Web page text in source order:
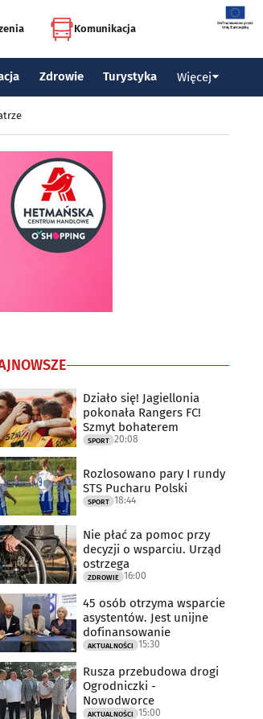
Komunikacja
Zdrowie Turystyka Więcej
Działo się! Jagiellonia
pokonała Rangers FC!
Szmyt bohaterem
SPORT 20:08
Rozlosowano pary I rundy
STS Pucharu Polski
SPORT 18:44
Nie płać za pomoc przy
decyzji o wsparciu. Urząd
ostrzega
ZDROWIE 16:00
45 osób otrzyma wsparcie
asystentów. Jest unijne
dofinansowanie
AKTUALNOŚCI 15:30
Rusza przebudowa drogi
Ogrodniczki -
Nowodworce
AKTUALNOŚCI 15:00